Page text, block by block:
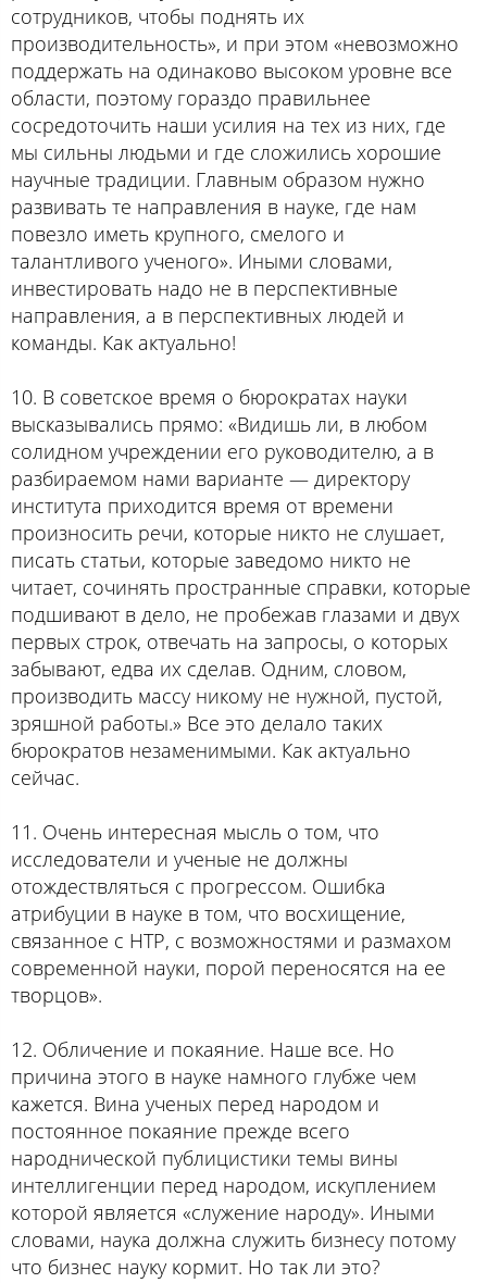
сотрудников, чтобы поднять их
производительность», и при этом «невозможно
поддержать на одинаково высоком уровне все
области, поэтому гораздо правильнее
сосредоточить наши усилия на тех из них, где
мы сильны людьми и где сложились хорошие
научные традиции. Главным образом нужно
развивать те направления в науке, где нам
повезло иметь крупного, смелого и
талантливого ученого». Иными словами,
инвестировать надо не в перспективные
направления, а в перспективных людей и
команды. Как актуально!
10. В советское время о бюрократах науки
высказывались прямо: «Видишь ли, в любом
солидном учреждении его руководителю, а в
разбираемом нами варианте — директору
института приходится время от времени
произносить речи, которые никто не слушает,
писать статьи, которые заведомо никто не
читает, сочинять пространные справки, которые
подшивают в дело, не пробежав глазами и двух
первых строк, отвечать на запросы, о которых
забывают, едва их сделав. Одним, словом,
производить массу никому не нужной, пустой,
зряшной работы.» Все это делало таких
бюрократов незаменимыми. Как актуально
сейчас.
11. Очень интересная мысль о том, что
исследователи и ученые не должны
отождествляться с прогрессом. Ошибка
атрибуции в науке в том, что восхищение,
связанное с НТР, с возможностями и размахом
современной науки, порой переносятся на ее
творцов».
12. Обличение и покаяние. Наше все. Но
причина этого в науке намного глубже чем
кажется. Вина ученых перед народом и
постоянное покаяние прежде всего
народнической публицистики темы вины
интеллигенции перед народом, искуплением
которой является «служение народу». Иными
словами, наука должна служить бизнесу потому
что бизнес науку кормит. Но так ли это?